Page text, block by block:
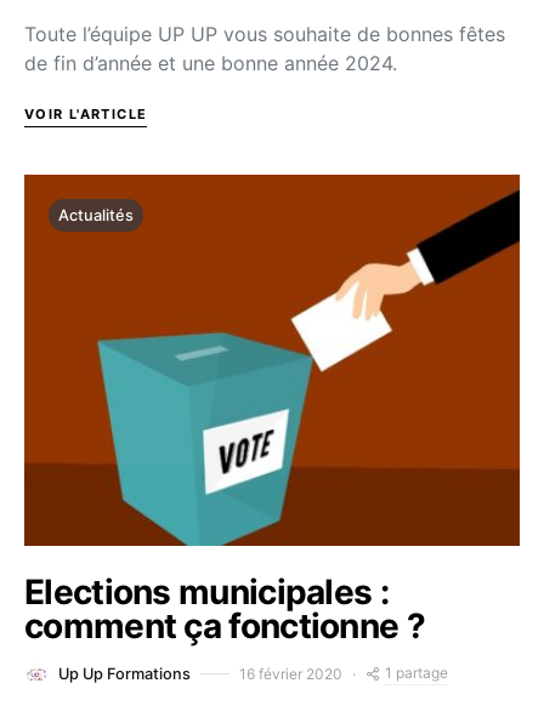
Toute l’équipe UP UP vous souhaite de bonnes fêtes
de fin d’année et une bonne année 2024.
VOIR L'ARTICLE
Actualités
Elections municipales :
comment ça fonctionne ?
Up Up Formations 16 février 2020 1 partage